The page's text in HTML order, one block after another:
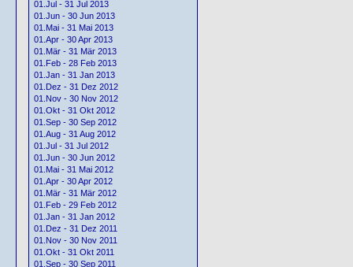
01.Jul - 31 Jul 2013
01.Jun - 30 Jun 2013
01.Mai - 31 Mai 2013
01.Apr - 30 Apr 2013
01.Mär - 31 Mär 2013
01.Feb - 28 Feb 2013
01.Jan - 31 Jan 2013
01.Dez - 31 Dez 2012
01.Nov - 30 Nov 2012
01.Okt - 31 Okt 2012
01.Sep - 30 Sep 2012
01.Aug - 31 Aug 2012
01.Jul - 31 Jul 2012
01.Jun - 30 Jun 2012
01.Mai - 31 Mai 2012
01.Apr - 30 Apr 2012
01.Mär - 31 Mär 2012
01.Feb - 29 Feb 2012
01.Jan - 31 Jan 2012
01.Dez - 31 Dez 2011
01.Nov - 30 Nov 2011
01.Okt - 31 Okt 2011
01.Sep - 30 Sep 2011